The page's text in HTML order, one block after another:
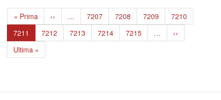
Paginazione
Prima
pagina
« Prima
Pagina
precedente
‹‹ … Page
7207 Page
7208 Page
7209 Page
7210
Pagina
attuale
7211 Page
7212 Page
7213 Page
7214 Page
7215 …
Pagina
successiva
››
Ultima
pagina
Ultima »